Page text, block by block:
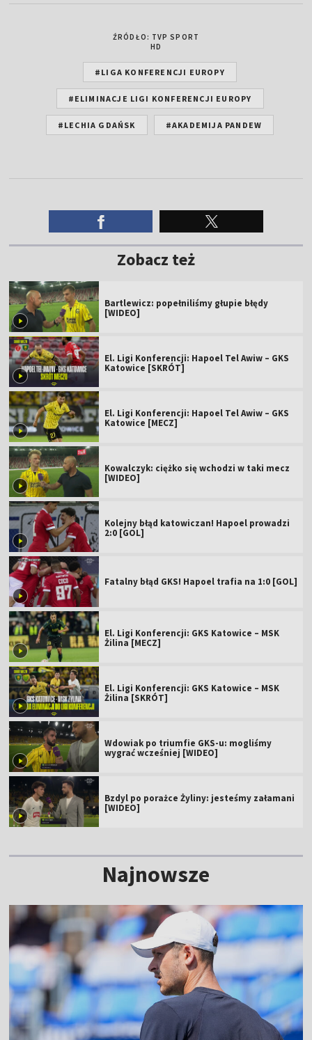
ŹRÓDŁO: TVP SPORT
HD
#LIGA KONFERENCJI EUROPY
#ELIMINACJE LIGI KONFERENCJI EUROPY
#LECHIA GDAŃSK #AKADEMIJA PANDEW
Zobacz też
Bartlewicz: popełniliśmy głupie błędy
[WIDEO]
El. Ligi Konferencji: Hapoel Tel Awiw – GKS
Katowice [SKRÓT]
El. Ligi Konferencji: Hapoel Tel Awiw – GKS
Katowice [MECZ]
Kowalczyk: ciężko się wchodzi w taki mecz
[WIDEO]
Kolejny błąd katowiczan! Hapoel prowadzi
2:0 [GOL]
Fatalny błąd GKS! Hapoel trafia na 1:0 [GOL]
El. Ligi Konferencji: GKS Katowice – MSK
Żilina [MECZ]
El. Ligi Konferencji: GKS Katowice – MSK
Żilina [SKRÓT]
Wdowiak po triumfie GKS-u: mogliśmy
wygrać wcześniej [WIDEO]
Bzdyl po porażce Żyliny: jesteśmy załamani
[WIDEO]
Najnowsze